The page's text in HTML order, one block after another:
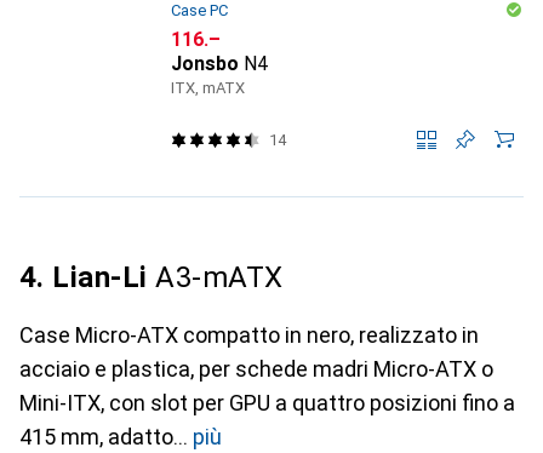
Case PC
CHF
116.–
Jonsbo N4
ITX, mATX
14
4. Lian-Li A3-mATX
Case Micro-ATX compatto in nero, realizzato in
acciaio e plastica, per schede madri Micro-ATX o
Mini-ITX, con slot per GPU a quattro posizioni fino a
415 mm, adatto
più